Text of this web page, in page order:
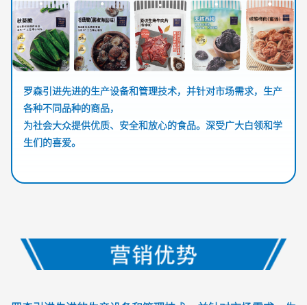
罗森引进先进的生产设备和管理技术，并针对市场需求，生产
各种不同品种的商品，
为社会大众提供优质、安全和放心的食品。深受广大白领和学
生们的喜爱。